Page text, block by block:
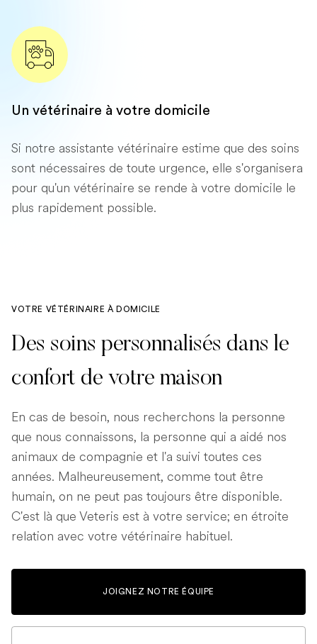
Un vétérinaire à votre domicile
Si notre assistante vétérinaire estime que des soins
sont nécessaires de toute urgence, elle s'organisera
pour qu'un vétérinaire se rende à votre domicile le
plus rapidement possible.
VOTRE VÉTÉRINAIRE À DOMICILE
Des soins personnalisés dans le
confort de votre maison
En cas de besoin, nous recherchons la personne
que nous connaissons, la personne qui a aidé nos
animaux de compagnie et l'a suivi toutes ces
années. Malheureusement, comme tout être
humain, on ne peut pas toujours être disponible.
C'est là que Veteris est à votre service; en étroite
relation avec votre vétérinaire habituel.
JOIGNEZ NOTRE ÉQUIPE